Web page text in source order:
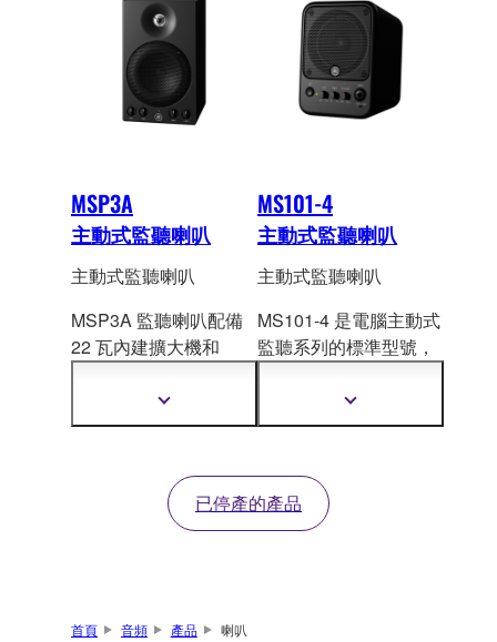
資
訊
MSP3A
主動式監聽喇叭
主動式監聽喇叭
MSP3A 監聽喇叭配備
22 瓦內建擴大機和
呈現更清晰的低音及最
真實的音色。MSP3A
可選的支架，非常適合
小型錄音室、後期製
作、電子樂器監聽和重
顯
示
資
訊
MS101-4
主動式監聽喇叭
主動式監聽喇叭
MS101-4 是電腦主動式
監聽系列的標準型號，
便的可攜性，並提供簡
單但完整的功能，呈現
顯
示
已停產的產品
首頁 音頻 產品 喇叭